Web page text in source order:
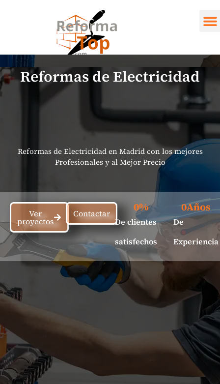
Electricidad
Reformas de Electricidad
Reformas de Electricidad en Madrid con los mejores
Profesionales y al Mejor Precio
Ver
proyectos
Contactar
De clientes
satisfechos
0%
De
Experiencia
0Años